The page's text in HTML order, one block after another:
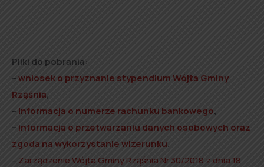
Pliki do pobrania:
–wniosek o przyznanie stypendium Wójta Gminy
Rząśnia,
– informacja o numerze rachunku bankowego,
– informacja o przetwarzaniu danych osobowych oraz
zgoda na wykorzystanie wizerunku,
– Zarządzenie Wójta Gminy Rząśnia Nr 30/2018 z dnia 18